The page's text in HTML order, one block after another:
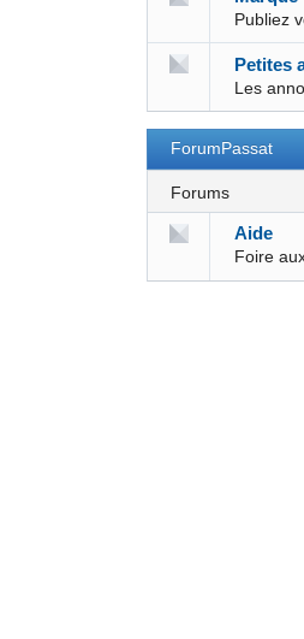
Publiez
Petites
Les
ForumPassat
Forums
Aide
Foire